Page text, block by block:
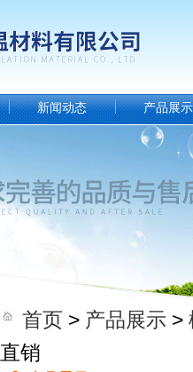
新闻动态 产品展示
首页 > 产品展示 >
直销